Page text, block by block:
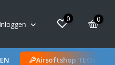
Inloggen
0 0
Airsoftshop TECH